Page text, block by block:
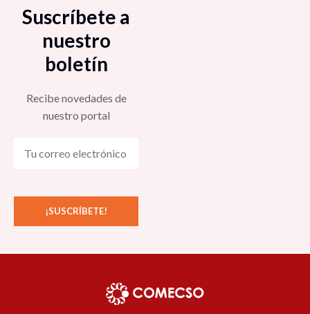
Suscríbete a
nuestro
boletín
Recibe novedades de
nuestro portal